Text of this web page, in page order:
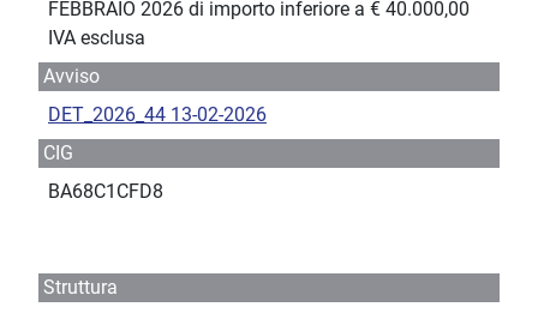
FEBBRAIO 2026 di importo inferiore a € 40.000,00
IVA esclusa
Avviso
DET_2026_44 13-02-2026
CIG
BA68C1CFD8
Struttura